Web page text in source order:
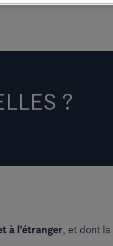
?
à l’étranger, et dont la